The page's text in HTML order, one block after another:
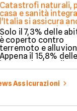
Catastrofi naturali,
casa e sanità
l'Italia si assicura
troppo poco. I dati
Solo il 7,3% delle
è coperto contro
terremoto e
Appena il 15,8%
imprese ha la polizza
catastrofale
dati ANIA 2025 sul
assicurativo
Assicurazioni